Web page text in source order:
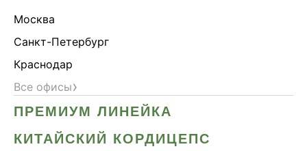
Москва
Санкт-Петербург
Краснодар
Все офисы›
ПРЕМИУМ ЛИНЕЙКА
КИТАЙСКИЙ КОРДИЦЕПС